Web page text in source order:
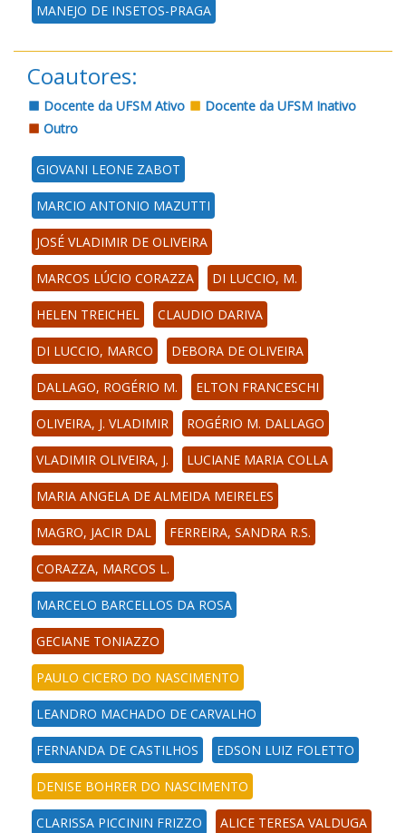
MANEJO DE INSETOS-PRAGA
Coautores:
Docente da UFSM Ativo
Docente da UFSM Inativo
Outro
GIOVANI LEONE ZABOT
MARCIO ANTONIO MAZUTTI
JOSÉ VLADIMIR DE OLIVEIRA
MARCOS LÚCIO CORAZZA DI LUCCIO, M.
HELEN TREICHEL CLAUDIO DARIVA
DI LUCCIO, MARCO DEBORA DE OLIVEIRA
DALLAGO, ROGÉRIO M. ELTON FRANCESCHI
OLIVEIRA, J. VLADIMIR ROGÉRIO M. DALLAGO
VLADIMIR OLIVEIRA, J. LUCIANE MARIA COLLA
MARIA ANGELA DE ALMEIDA MEIRELES
MAGRO, JACIR DAL FERREIRA, SANDRA R.S.
CORAZZA, MARCOS L.
MARCELO BARCELLOS DA ROSA
GECIANE TONIAZZO
PAULO CICERO DO NASCIMENTO
LEANDRO MACHADO DE CARVALHO
FERNANDA DE CASTILHOS EDSON LUIZ FOLETTO
DENISE BOHRER DO NASCIMENTO
CLARISSA PICCININ FRIZZO ALICE TERESA VALDUGA